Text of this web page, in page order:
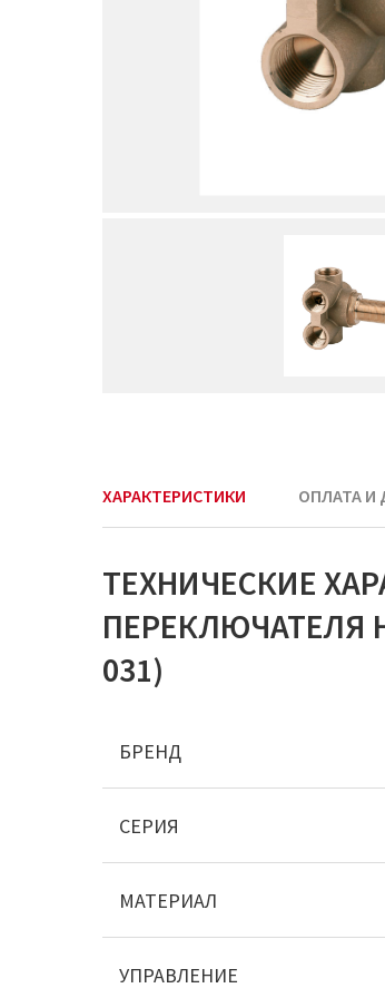
ХАРАКТЕРИСТИКИ ОПЛАТА И
ТЕХНИЧЕСКИЕ
ПЕРЕКЛЮЧАТЕЛЯ
031)
БРЕНД
СЕРИЯ
МАТЕРИАЛ
УПРАВЛЕНИЕ